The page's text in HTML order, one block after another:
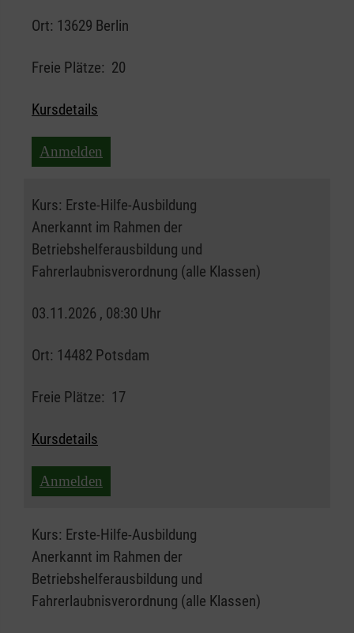
Ort: 13629 Berlin
Freie Plätze: 20
Kursdetails
Anmelden
Kurs: Erste-Hilfe-Ausbildung
Anerkannt im Rahmen der
Betriebshelferausbildung und
Fahrerlaubnisverordnung (alle Klassen)
03.11.2026 , 08:30 Uhr
Ort: 14482 Potsdam
Freie Plätze: 17
Kursdetails
Anmelden
Kurs: Erste-Hilfe-Ausbildung
Anerkannt im Rahmen der
Betriebshelferausbildung und
Fahrerlaubnisverordnung (alle Klassen)